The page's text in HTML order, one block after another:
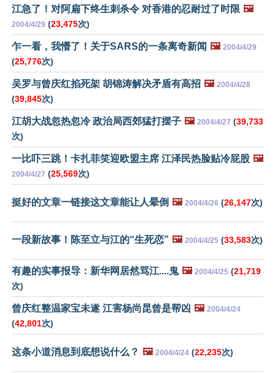
江急了！对阿扁下终生刺杀令 对香港的忍耐过了时限 🖼️
2004/4/29 (23,475次)
乍一看，我懵了！关于SARS的一条离奇新闻 🖼️ 2004/4/29
(25,776次)
吴罗与曾庆红掐死架 胡锦涛解决矛盾有高招 🖼️ 2004/4/28
(39,845次)
江胡大战忽热忽冷 政治局西郊猛打摆子 🖼️ 2004/4/27 (39,733
次)
一比吓三跳！卡扎菲笑迎欧盟主席 江泽民热脸贴冷屁股 🖼️
2004/4/27 (25,569次)
挺好的文章一链接这文章能让人晕倒 🖼️ 2004/4/26 (26,147次)
一段新故事！陈至立与江的“生死恋” 🖼️ 2004/4/25 (33,583次)
有趣的实事报导：新华网居然骂江....鬼 🖼️ 2004/4/25 (21,719
次)
曾庆红整温家宝未遂 江害杨尚昆曾是帮凶 🖼️ 2004/4/24
(42,801次)
这条小道消息到底想说什么？ 🖼️ 2004/4/24 (22,235次)